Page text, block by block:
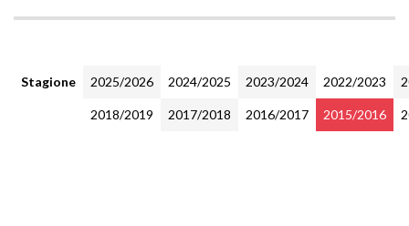
Stagione 2025/2026 2024/2025 2023/2024 2022/2023
2018/2019 2017/2018 2016/2017 2015/2016